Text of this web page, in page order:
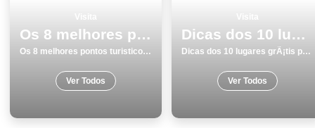
Os 8 melhores pontos turisticos para conhecer e visitar em Elvas
Os 8 melhores pontos turisticos para conhecer e visitar em Elvas
Ver Todos
Dicas dos 10 lugares grÃ¡tis para visitar na PÃ³voa de Varzim
Dicas dos 10 lugares grÃ¡tis para visitar na PÃ³voa de Varzim
Ver Todos